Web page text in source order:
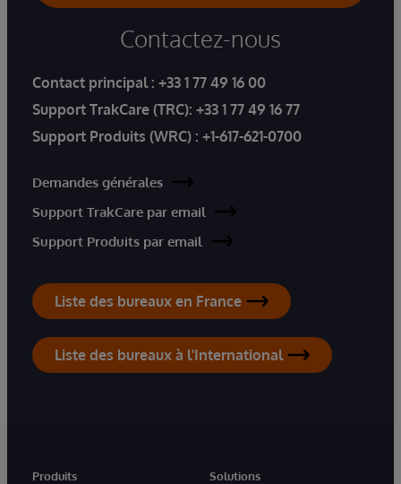
Contactez-nous
Contact principal : +33 1 77 49 16 00
Support TrakCare (TRC): +33 1 77 49 16 77
Support Produits (WRC) : +1-617-621-0700
Demandes générales
Support TrakCare par email
Support Produits par email
Liste des bureaux en France
Liste des bureaux à l'International
Produits
Solutions